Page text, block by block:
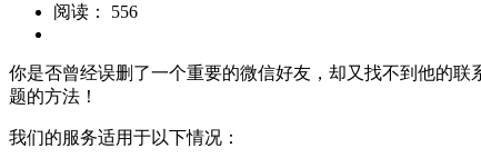
阅读： 556
你是否曾经误删了一个重要的微信好友，却又找不到他的
题的方法！
我们的服务适用于以下情况：